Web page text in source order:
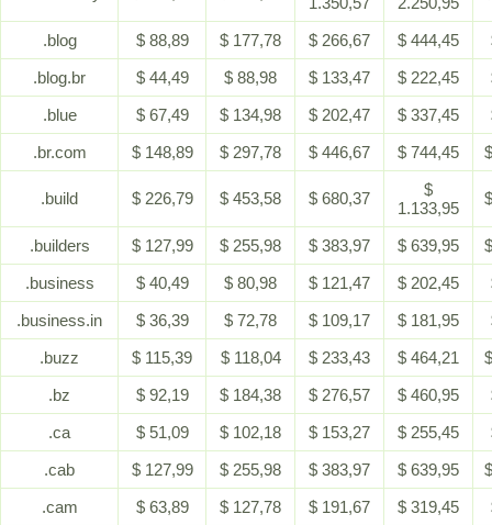
.blog $ 88,89 $ 177,78 $ 266,67 $ 444,45
.blog.br
$ 44,49 $ 88,98 $ 133,47 $ 222,45
.blue
$ 67,49 $ 134,98 $ 202,47 $ 337,45
.br.com
$ 148,89 $ 297,78 $ 446,67 $ 744,45
.build $ 226,79 $ 453,58 $ 680,37
$
1.133,95
.builders $ 127,99 $ 255,98 $ 383,97 $ 639,95
.business
$ 40,49 $ 80,98 $ 121,47 $ 202,45
.business.in
$ 36,39 $ 72,78 $ 109,17 $ 181,95
.buzz
$ 115,39 $ 118,04 $ 233,43 $ 464,21
.bz
$ 92,19 $ 184,38 $ 276,57 $ 460,95
.ca
$ 51,09 $ 102,18 $ 153,27 $ 255,45
.cab
$ 127,99 $ 255,98 $ 383,97 $ 639,95
.cam
$ 63,89 $ 127,78 $ 191,67 $ 319,45